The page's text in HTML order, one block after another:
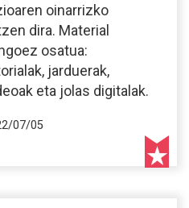
oinarrizko
dira. Material
osatua:
jarduerak,
eta jolas digitalak.
07/05